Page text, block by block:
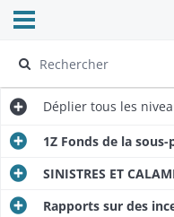
Ouvrir le menu déroulant
Déplier tous les
1Z Fonds de la
SINISTRES ET
Rapports sur des